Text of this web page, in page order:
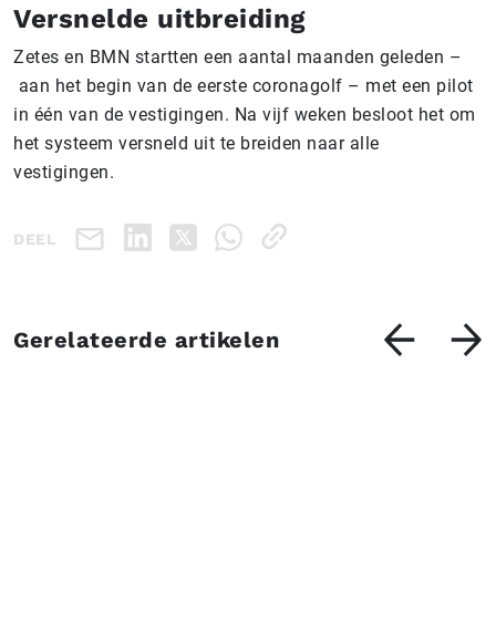
Versnelde uitbreiding
Zetes en BMN startten een aantal maanden geleden –
aan het begin van de eerste coronagolf – met een pilot
in één van de vestigingen. Na vijf weken besloot het om
het systeem versneld uit te breiden naar alle
vestigingen.
DEEL
Gerelateerde artikelen